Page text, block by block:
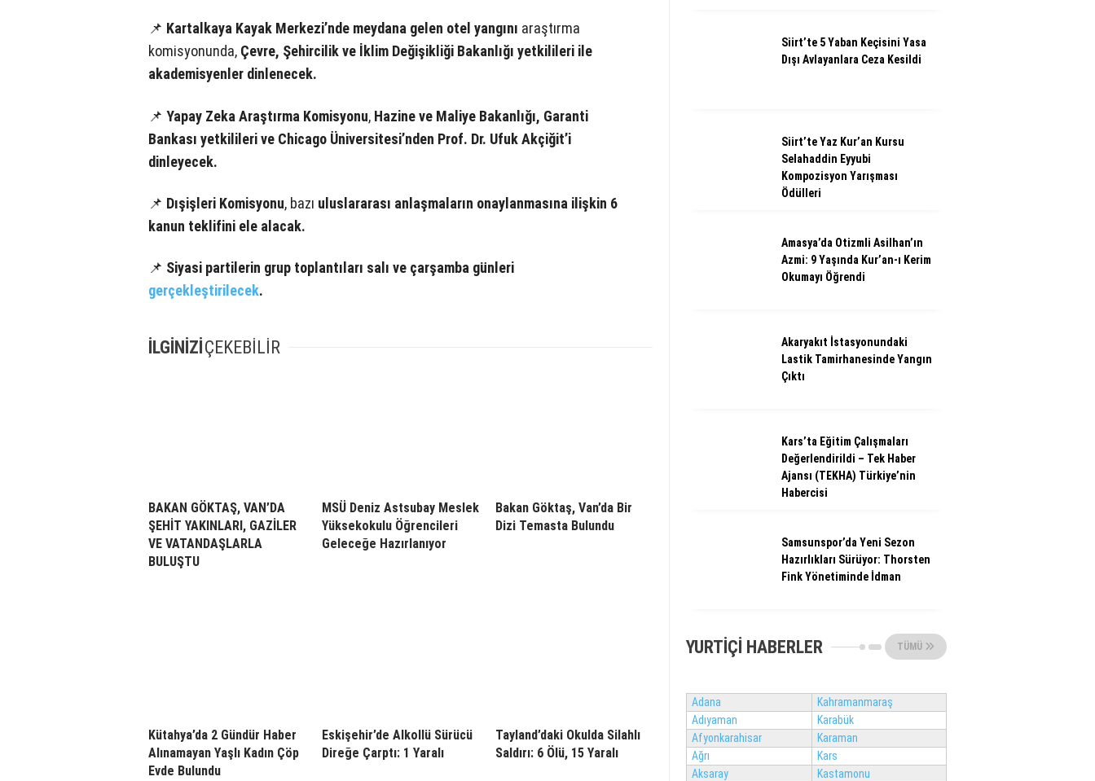
📌 Kartalkaya Kayak Merkezi’nde meydana gelen otel yangını araştırma
komisyonunda, Çevre, Şehircilik ve İklim Değişikliği Bakanlığı yetkilileri ile
akademisyenler dinlenecek.
📌 Yapay Zeka Araştırma Komisyonu, Hazine ve Maliye Bakanlığı, Garanti
Bankası yetkilileri ve Chicago Üniversitesi’nden Prof. Dr. Ufuk Akçiğit’i
dinleyecek.
📌 Dışişleri Komisyonu, bazı uluslararası anlaşmaların onaylanmasına ilişkin 6
kanun teklifini ele alacak.
📌 Siyasi partilerin grup toplantıları salı ve çarşamba günleri
gerçekleştirilecek.
İLGİNİZİÇEKEBİLİR
BAKAN GÖKTAŞ, VAN’DA
ŞEHİT YAKINLARI, GAZİLER
VE VATANDAŞLARLA
BULUŞTU
MSÜ Deniz Astsubay Meslek
Yüksekokulu Öğrencileri
Geleceğe Hazırlanıyor
Bakan Göktaş, Van’da Bir
Dizi Temasta Bulundu
Kütahya’da 2 Gündür Haber
Alınamayan Yaşlı Kadın Çöp
Evde Bulundu
Eskişehir’de Alkollü Sürücü
Direğe Çarptı: 1 Yaralı
Tayland’daki Okulda Silahlı
Saldırı: 6 Ölü, 15 Yaralı
Siirt’te 5 Yaban Keçisini Yasa
Dışı Avlayanlara Ceza Kesildi
Siirt’te Yaz Kur’an Kursu
Selahaddin Eyyubi
Kompozisyon Yarışması
Ödülleri
Amasya’da Otizmli Asilhan’ın
Azmi: 9 Yaşında Kur’an-ı Kerim
Okumayı Öğrendi
Akaryakıt İstasyonundaki
Lastik Tamirhanesinde Yangın
Çıktı
Kars’ta Eğitim Çalışmaları
Değerlendirildi – Tek Haber
Ajansı (TEKHA) Türkiye’nin
Habercisi
Samsunspor’da Yeni Sezon
Hazırlıkları Sürüyor: Thorsten
Fink Yönetiminde İdman
YURTIÇI HABERLER TÜMÜ
Adana
Kahramanmaraş
Adıyaman
Karabük
Afyonkarahisar
Karaman
Ağrı
Kars
Aksaray
Kastamonu